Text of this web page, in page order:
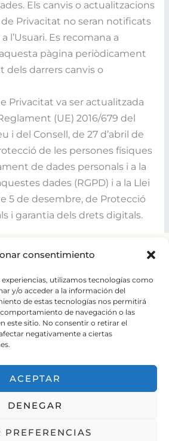
consentimiento
utilizamos tecnologías como
y/o acceder a la información del
de estas tecnologías nos permitirá
de navegación o las
este sitio. No consentir o retirar el
negativamente a ciertas
ACEPTAR
DENEGAR
PREFERENCIAS
Els canvis o actualitzacions
de Privacitat no seran notificats
l’Usuari. Es recomana a
aquesta pàgina periòdicament
dels darrers canvis o
Privacitat va ser actualitzada
(UE) 2016/679 del
i del Consell, de 27 d’abril de
de les persones físiques
de dades personals i a la
dades (RGPD) i a la Llei
5 de desembre, de Protecció
i garantia dels drets digitals.
nº 6
Barca.
nosaltres